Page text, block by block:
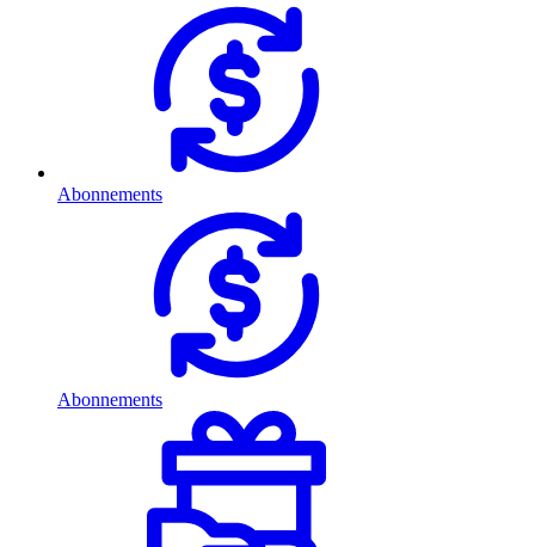
Abonnements
Abonnements